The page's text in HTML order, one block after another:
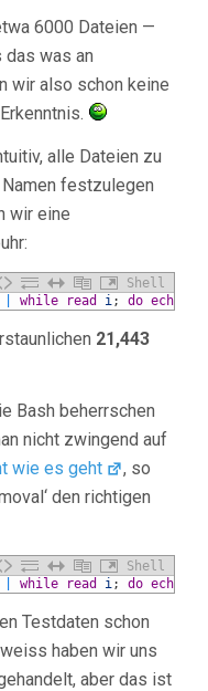
6000 Dateien —
das was an
wir also schon keine
alle Dateien zu
festzulegen
wir eine
Shell
while read i ; do echo
21,443
Bash beherrschen
nicht zwingend auf
wie es geht
, so
den richtigen
Shell
while read i ; do echo
Testdaten schon
haben wir uns
aber das ist